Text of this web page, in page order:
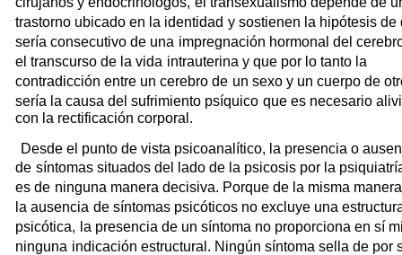
trastorno ubicado en la identidad y sostienen la hipótesis de
sería consecutivo de una impregnación hormonal del
el transcurso de la vida intrauterina y que por lo tanto la
contradicción entre un cerebro de un sexo y un cuerpo de
sería la causa del sufrimiento psíquico que es necesario
con la rectificación corporal.
Desde el punto de vista psicoanalítico, la presencia o
de síntomas situados del lado de la psicosis por la
es de ninguna manera decisiva. Porque de la misma
la ausencia de síntomas psicóticos no excluye una
psicótica, la presencia de un síntoma no proporciona en sí
ninguna indicación estructural. Ningún síntoma sella de por